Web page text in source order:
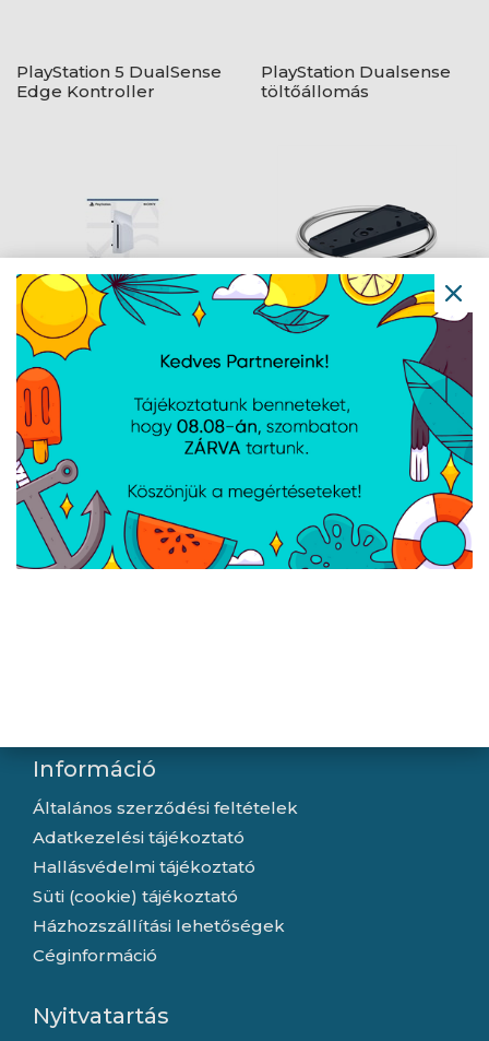
PlayStation 5 DualSense
Edge Kontroller
PlayStation Dualsense
töltőállomás
PlayStation 5 Digital
optikai meghajtó
PlayStation 5 Vízszintes
Állvány
Navigáció
Információ
Általános szerződési feltételek
Adatkezelési tájékoztató
Hallásvédelmi tájékoztató
Süti (cookie) tájékoztató
Házhozszállítási lehetőségek
Céginformáció
Nyitvatartás